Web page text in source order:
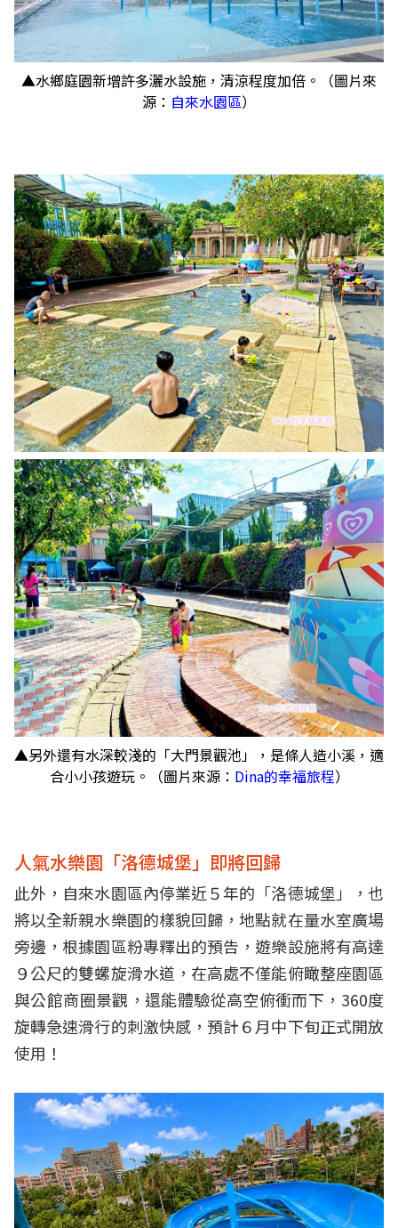
▲水鄉庭園新增許多灑水設施，清涼程度加倍。（圖片來
源： 自來水園區）
▲另外還有水深較淺的「大門景觀池」，是條人造小溪，適
合小小孩遊玩。（圖片來源： Dina的幸福旅程）
人氣水樂園「洛德城堡」即將回歸
此外，自來水園區內停業近５年的「洛德城堡」，也
將以全新親水樂園的樣貌回歸，地點就在量水室廣場
旁邊，根據園區粉專釋出的預告，遊樂設施將有高達
９公尺的雙螺旋滑水道，在高處不僅能俯瞰整座園區
與公館商圈景觀，還能體驗從高空俯衝而下，360度
旋轉急速滑行的刺激快感，預計６月中下旬正式開放
使用！